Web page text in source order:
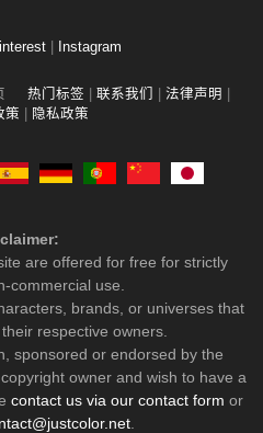
Instagram
热门标签 联系我们 法律声明
策
隐私政策
are offered for free for strictly
commercial use.
brands, or universes that
respective owners.
sponsored or endorsed by the
owner and wish to have a
contact us via our contact form or
.